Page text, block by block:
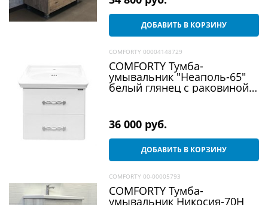
ДОБАВИТЬ В КОРЗИНУ
COMFORTY 00004148729
COMFORTY Тумба-
умывальник "Неаполь-65"
белый глянец с раковиной
36 000 руб.
ДОБАВИТЬ В КОРЗИНУ
COMFORTY 00-00005793
COMFORTY Тумба-
умывальник Никосия-70Н